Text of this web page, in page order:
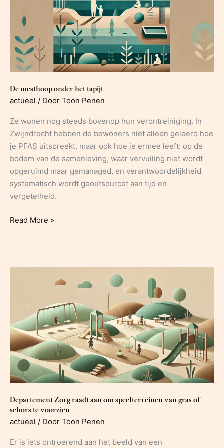
De mesthoop onder het tapijt
actueel / Door Toon Penen
Ze wonen nog steeds bovenop hun verontreiniging. In
Zwijndrecht hebben de bewoners niet alleen geleerd hoe
je PFAS uitspreekt, maar ook hoe je ermee leeft: op de
bodem van de samenleving, waar vervuiling niet wordt
opgeruimd maar gemanaged, en verantwoordelijkheid
systematisch wordt geoutsourcet aan tijd en
vergetelheid.
De
tapijt
Read More »
Departement Zorg raadt aan om speelterreinen van gras of
schors te voorzien
actueel / Door Toon Penen
Er is iets ontroerend aan het beeld van een